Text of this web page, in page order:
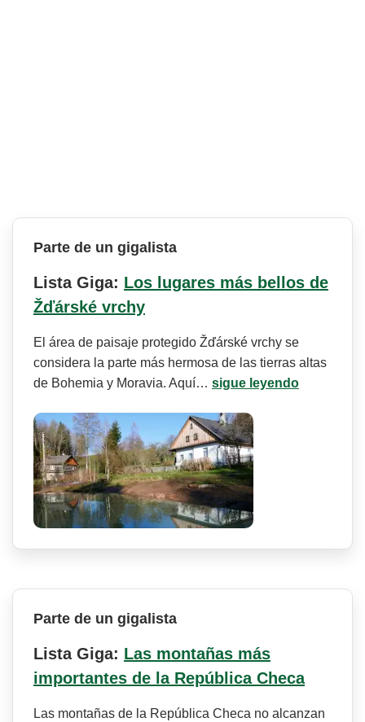
Parte de un gigalista
Lista Giga: Los lugares más bellos de
Žďárské vrchy
El área de paisaje protegido Žďárské vrchy se
considera la parte más hermosa de las tierras altas
de Bohemia y Moravia. Aquí… sigue leyendo
Parte de un gigalista
Lista Giga: Las montañas más
importantes de la República Checa
Las montañas de la República Checa no alcanzan